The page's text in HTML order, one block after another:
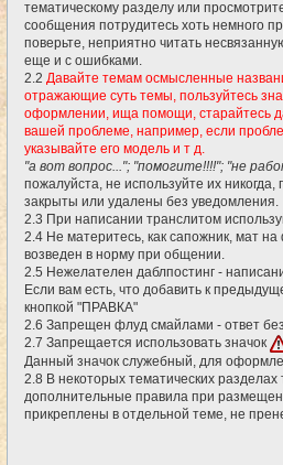
тематическому разделу или
сообщения потрудитесь хоть немного
поверьте, неприятно читать
еще и с ошибками.
2.2 Давайте темам осмысленные
отражающие суть темы, пользуйтесь
оформлении, ища помощи, старайтесь
вашей проблеме, например, если
указывайте его модель и т д.
"а вот вопрос..."; "помогите!!!!"; "не
пожалуйста, не используйте их
закрыты или удалены без уведомления.
2.3 При написании транслитом
2.4 Не материтесь, как сапожник, мат
возведен в норму при общении.
2.5 Нежелателен даблпостинг -
Если вам есть, что добавить к
кнопкой "ПРАВКА"
2.6 Запрещен флуд смайлами - ответ
2.7 Запрещается использовать значок
Данный значок служебный, для
2.8 В некоторых тематических разделах
дополнительные правила при
прикреплены в отдельной теме, не